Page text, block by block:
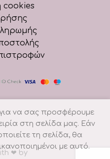
cookies
❤ by
να σας προσφέρουμε
στη σελίδα μας. Εάν
τη σελίδα, θα
με αυτό.